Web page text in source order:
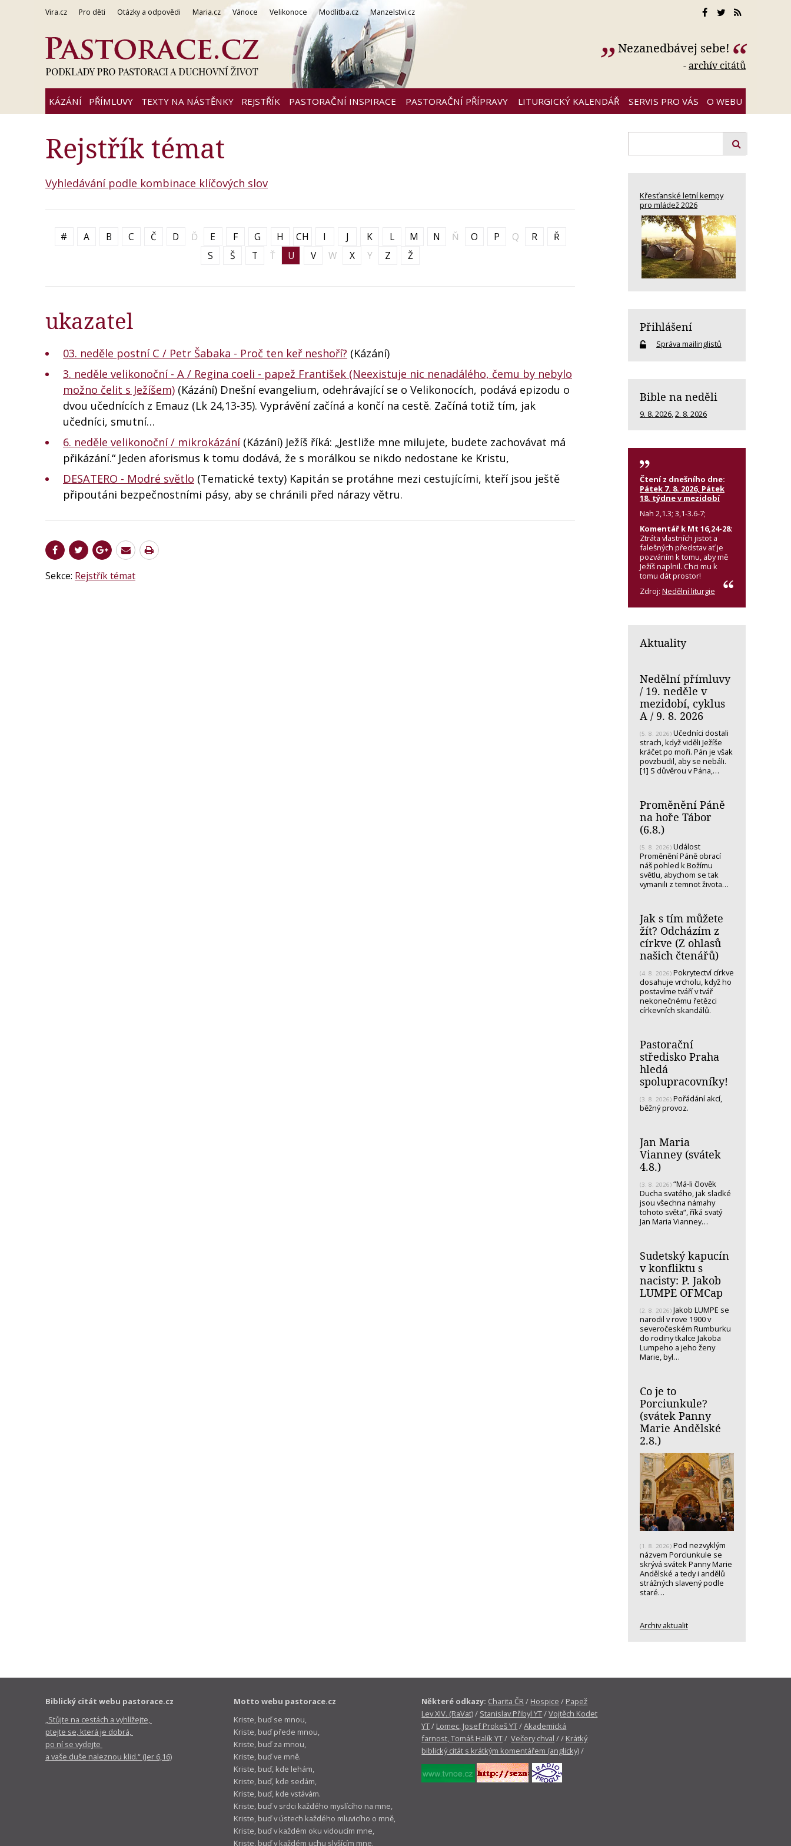
Vira.cz Pro děti Otázky a odpovědi Maria.cz Vánoce Velikonoce Modlitba.cz Manzelstvi.cz
Nezanedbávej sebe!
-archív citátů
KÁZÁNÍ PŘÍMLUVY TEXTY NA NÁSTĚNKY REJSTŘÍK PASTORAČNÍ INSPIRACE PASTORAČNÍ PŘÍPRAVY LITURGICKÝ KALENDÁŘ SERVIS PRO VÁS O WEBU
Rejstřík témat
Vyhledávání podle kombinace klíčových slov
# A B C Č D Ď E F G H CH I J K L M N Ň O P Q R
Ř
S
Š T Ť U V W X Y Z Ž
ukazatel
03. neděle postní C / Petr Šabaka - Proč ten keř neshoří? (Kázání)
3. neděle velikonoční - A / Regina coeli - papež František (Neexistuje nic nenadálého, čemu by nebylo
možno čelit s Ježíšem) (Kázání) Dnešní evangelium, odehrávající se o Velikonocích, podává epizodu o
dvou učednících z Emauz (Lk 24,13-35). Vyprávění začíná a končí na cestě. Začíná totiž tím, jak
učedníci, smutní…
6. neděle velikonoční / mikrokázání(Kázání) Ježíš říká: „Jestliže mne milujete, budete zachovávat má
přikázání.“ Jeden aforismus k tomu dodává, že s morálkou se nikdo nedostane ke Kristu,
DESATERO - Modré světlo (Tematické texty) Kapitán se protáhne mezi cestujícími, kteří jsou ještě
připoutáni bezpečnostními pásy, aby se chránili před nárazy větru.
Sekce: Rejstřík témat
Křesťanské letní kempy
pro mládež 2026
Přihlášení
Správa mailinglistů
Bible na neděli
9. 8. 2026 2. 8. 2026
Čtení z dnešního dne:
Pátek 7. 8. 2026, Pátek
18. týdne v mezidobí
Nah 2,1.3; 3,1-3.6-7;
Komentář k Mt 16,24-28:
Ztráta vlastních jistot a
falešných představ ať je
pozváním k tomu, aby mě
Ježíš naplnil. Chci mu k
tomu dát prostor!
Zdroj: Nedělní liturgie
Aktuality
Nedělní přímluvy
/ 19. neděle v
mezidobí, cyklus
A / 9. 8. 2026
(5. 8. 2026) Učedníci dostali
strach, když viděli Ježíše
kráčet po moři. Pán je však
povzbudil, aby se nebáli.
[1] S důvěrou v Pána,…
Proměnění Páně
na hoře Tábor
(6.8.)
(5. 8. 2026) Událost
Proměnění Páně obrací
náš pohled k Božímu
světlu, abychom se tak
vymanili z temnot života…
Jak s tím můžete
žít? Odcházím z
církve (Z ohlasů
našich čtenářů)
(4. 8. 2026) Pokrytectví církve
dosahuje vrcholu, když ho
postavíme tváří v tvář
nekonečnému řetězci
církevních skandálů.
Pastorační
středisko Praha
hledá
spolupracovníky!
(3. 8. 2026) Pořádání akcí,
běžný provoz.
Jan Maria
Vianney (svátek
4.8.)
(3. 8. 2026) “Má-li člověk
Ducha svatého, jak sladké
jsou všechna námahy
tohoto světa“, říká svatý
Jan Maria Vianney…
Sudetský kapucín
v konfliktu s
nacisty: P. Jakob
LUMPE OFMCap
(2. 8. 2026) Jakob LUMPE se
narodil v rove 1900 v
severočeském Rumburku
do rodiny tkalce Jakoba
Lumpeho a jeho ženy
Marie, byl…
Co je to
Porciunkule?
(svátek Panny
Marie Andělské
2.8.)
(1. 8. 2026) Pod nezvyklým
názvem Porciunkule se
skrývá svátek Panny Marie
Andělské a tedy i andělů
strážných slavený podle
staré…
Archiv aktualit
Biblický citát webu pastorace.cz
„Stůjte na cestách a vyhlížejte,
ptejte se, která je dobrá,
po ní se vydejte
a vaše duše naleznou klid.“ (Jer 6,16)
Motto webu pastorace.cz
Kriste, buď se mnou,
Kriste, buď přede mnou,
Kriste, buď za mnou,
Kriste, buď ve mně.
Kriste, buď, kde lehám,
Kriste, buď, kde sedám,
Kriste, buď, kde vstávám.
Kriste, buď v srdci každého myslícího na mne,
Kriste, buď v ústech každého mluvicího o mně,
Kriste, buď v každém oku vidoucím mne,
Kriste, buď v každém uchu slyšícím mne.
Některé odkazy: Charita ČR/ Hospice / Papež
Lev XIV. (RaVat)/ Stanislav Přibyl YT/Vojtěch Kodet
YT/ Lomec, Josef Prokeš YT/Akademická
farnost, Tomáš Halík YT/Večery chval / / Krátký
biblický citát s krátkým komentářem (anglicky)/